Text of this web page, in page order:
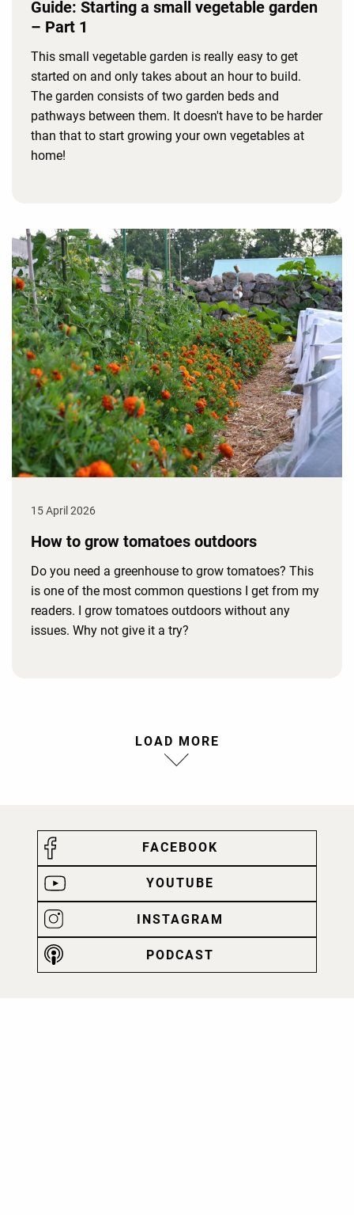
Guide: Starting a small vegetable garden
– Part 1
This small vegetable garden is really easy to get
started on and only takes about an hour to build.
The garden consists of two garden beds and
pathways between them. It doesn't have to be harder
than that to start growing your own vegetables at
home!
15 April 2026
How to grow tomatoes outdoors
Do you need a greenhouse to grow tomatoes? This
is one of the most common questions I get from my
readers. I grow tomatoes outdoors without any
issues. Why not give it a try?
LOAD MORE
FACEBOOK
YOUTUBE
INSTAGRAM
PODCAST